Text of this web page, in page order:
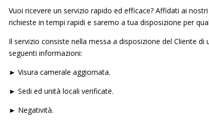
Vuoi ricevere un servizio rapido ed efficace? Affidati ai
richieste in tempi rapidi e saremo a tua disposizione per
Il servizio consiste nella messa a disposizione del Cliente
seguenti informazioni:
► Visura camerale aggiornata.
► Sedi ed unità locali verificate.
► Negatività.